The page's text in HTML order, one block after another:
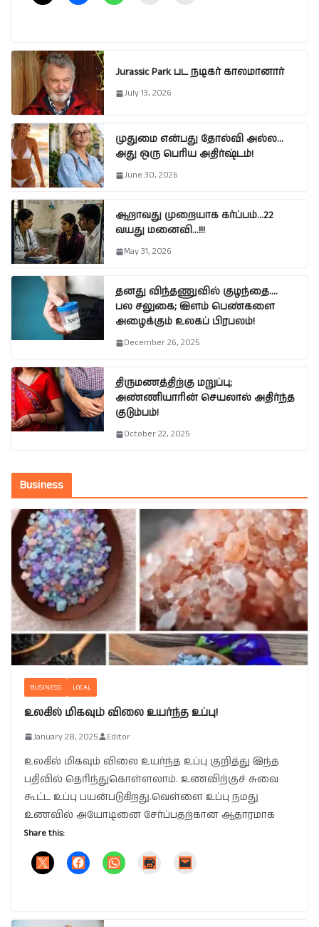
Jurassic Park பட நடிகர் காலமானார்
July 13, 2026
முதுமை என்பது தோல்வி அல்ல…
அது ஒரு பெரிய அதிர்ஷ்டம்!
June 30, 2026
ஆறாவது முறையாக கர்ப்பம்…22
வயது மனைவி…!!!
May 31, 2026
தனது விந்தணுவில் குழந்தை….
பல சலுகை; இளம் பெண்களை
அழைக்கும் உலகப் பிரபலம்!
December 26, 2025
திருமணத்திற்கு மறுப்பு;
அண்ணியாரின் செயலால் அதிர்ந்த
குடும்பம்!
October 22, 2025
Business
BUSINESS LOCAL
உலகில் மிகவும் விலை உயர்ந்த உப்பு!
January 28, 2025 Editor
உலகில் மிகவும் விலை உயர்ந்த உப்பு குறித்து இந்த
பதிவில் தெரிந்துகொள்ளலாம். உணவிற்குச் சுவை
கூட்ட உப்பு பயன்படுகிறது.வெள்ளை உப்பு நமது
உணவில் அயோடினை சேர்ப்பதற்கான ஆதாரமாக
Share this: